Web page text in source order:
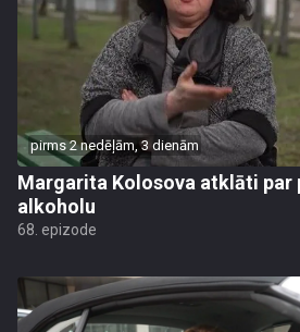
pirms 2 nedēļām, 3 dienām
Margarita Kolosova atklāti par
alkoholu
68. epizode